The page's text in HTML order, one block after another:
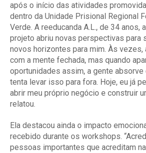
após o início das atividades
dentro da Unidade Prisional Regional
Verde. A reeducanda A.L., de 34 anos,
projeto abriu novas perspectivas para
novos horizontes para mim. Às vezes,
com a mente fechada, mas quando
oportunidades assim, a gente absorve
tenta levar isso para fora. Hoje, eu já
abrir meu próprio negócio e construir
relatou.
Ela destacou ainda o impacto
recebido durante os workshops.
pessoas importantes que acreditam